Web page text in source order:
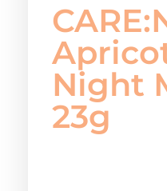
Night
23g